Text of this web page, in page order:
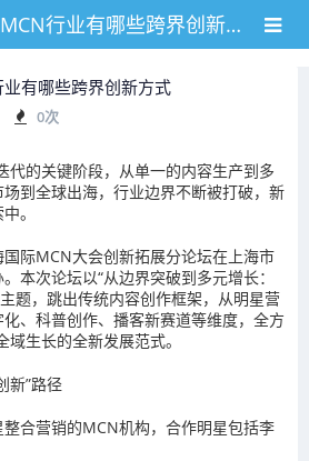
打破内容边界，MCN行业有哪些跨界创新方式
有哪些跨界创新方式
0次
代的关键阶段，从单一的内容生产到多
到全球出海，行业边界不断被打破，新
。
际MCN大会创新拓展分论坛在上海市
本次论坛以“从边界突破到多元增长：
题，跳出传统内容创作框架，从明星营
、科普创作、播客新赛道等维度，全方
生长的全新发展范式。
新”路径
合营销的MCN机构，合作明星包括李